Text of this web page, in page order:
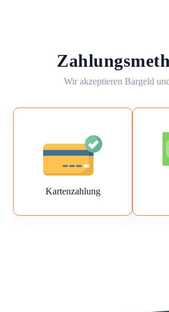
Wir akzeptieren Bargeld
Kartenzahlung